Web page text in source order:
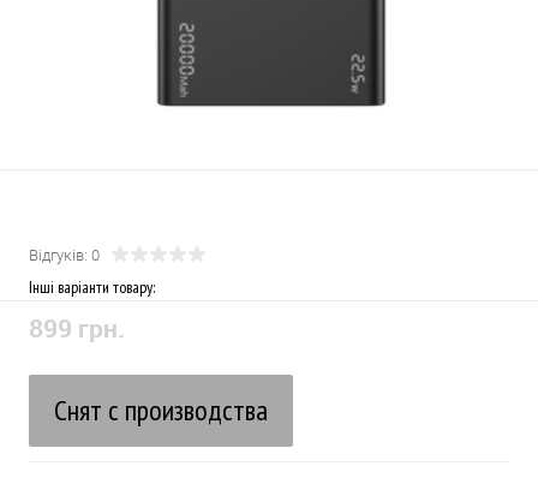
Відгуків: 0
Інші варіанти товару:
899 грн.
Снят с производства